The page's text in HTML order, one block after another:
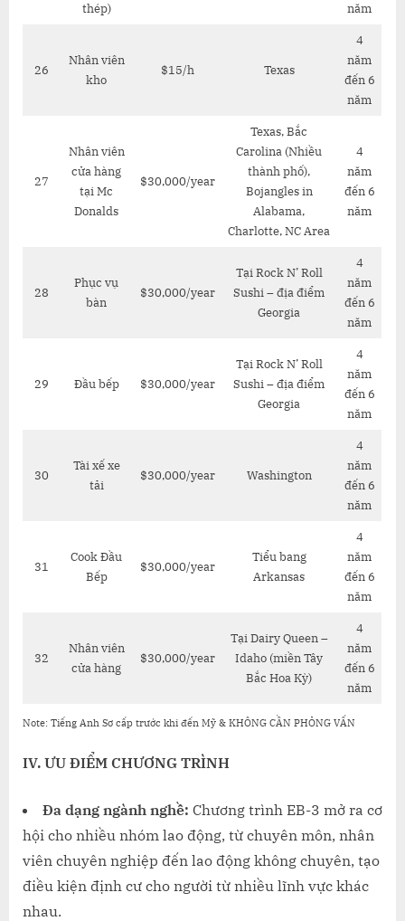
thép)
năm
26
Nhân viên
kho
$15/h Texas
4
năm
đến 6
năm
27
Nhân viên
cửa hàng
tại Mc
Donalds
$30,000/year
Texas, Bắc
Carolina (Nhiều
thành phố),
Bojangles in
Alabama,
Charlotte, NC Area
4
năm
đến 6
năm
28
Phục vụ
bàn
$30,000/year
Tại Rock N’ Roll
Sushi – địa điểm
Georgia
4
năm
đến 6
năm
29 Đầu bếp $30,000/year
Tại Rock N’ Roll
Sushi – địa điểm
Georgia
4
năm
đến 6
năm
30
Tài xế xe
tải
$30,000/year Washington
4
năm
đến 6
năm
31
Cook Đầu
Bếp
$30,000/year
Tiểu bang
Arkansas
4
năm
đến 6
năm
32
Nhân viên
cửa hàng
$30,000/year
Tại Dairy Queen –
Idaho (miền Tây
Bắc Hoa Kỳ)
4
năm
đến 6
năm
Note: Tiếng Anh Sơ cấp trước khi đến Mỹ & KHÔNG CẦN PHỎNG VẤN
IV. ƯU ĐIỂM CHƯƠNG TRÌNH
Đa dạng ngành nghề: Chương trình EB-3 mở ra cơ
hội cho nhiều nhóm lao động, từ chuyên môn, nhân
viên chuyên nghiệp đến lao động không chuyên, tạo
điều kiện định cư cho người từ nhiều lĩnh vực khác
nhau.